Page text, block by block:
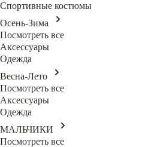
Спортивные костюмы
Осень-Зима
Посмотреть все
Аксессуары
Одежда
Весна-Лето
Посмотреть все
Аксессуары
Одежда
МАЛЬЧИКИ
Посмотреть все